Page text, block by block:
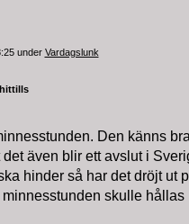
under Vardagslunk
Den känns
även blir ett avslut i
hinder så har det dröjt ut
skulle